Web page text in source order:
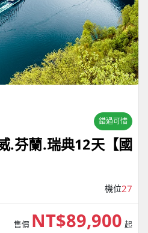
錯過可惜
.芬蘭.瑞典12天【國
機位27
售價 NT$89,900 起